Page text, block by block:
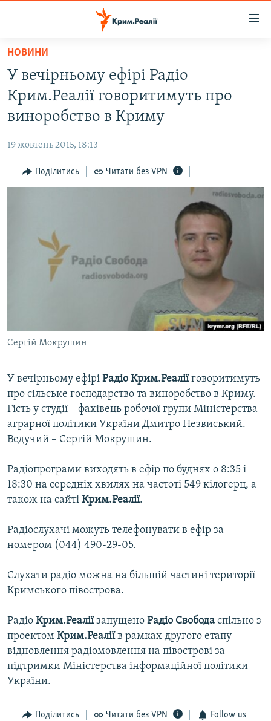
Перейти
основного
матеріалу
Перейти
до
основної
Перейти
до
ВОДА.КРИМ
ВІДЕО ТА ФОТО
БЛОГИ
ПОГЛЯД
СПЕЦПРОЕКТИ
ДЕПОРТАЦІЯ
ВІДЕОУРОКИ «ELIFBE»
ІНФОГРАФІКА
ЯК ОБІЙТИ БЛОКУВАННЯ
ДОЛУЧАЙСЯ!
Усі сайти RFE/RL
НОВИНИ
У вечірньому ефірі Радіо
Крим.Реалії говоритимуть про
виноробство в Криму
19 жовтень 2015, 18:13
Поділитись Читати без VPN
Сергій Мокрушин
У вечірньому ефірі Радіо Крим.Реаліїговоритимуть
про сільське господарство та виноробство в Криму.
Гість у студії – фахівець робочої групи Міністерства
аграрної політики України Дмитро Незвиський.
Ведучий – Сергій Мокрушин.
Радіопрограми виходять в ефір по буднях о 8:35 і
18:30 на середніх хвилях на частоті 549 кілогерц, а
також на сайті Крим.Реалії.
Радіослухачі можуть телефонувати в ефір за
номером (044) 490-29-05.
Слухати радіо можна на більшій частині території
Кримського півострова.
Радіо Крим.Реаліїзапущено Радіо Свобода спільно з
проектом Крим.Реаліїв рамках другого етапу
відновлення радіомовлення на півострові за
підтримки Міністерства інформаційної політики
України.
Поділитись Читати без VPN Follow us